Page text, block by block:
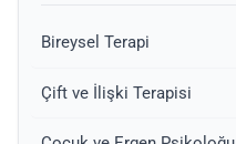
Bireysel Terapi
Çift ve İlişki Terapisi